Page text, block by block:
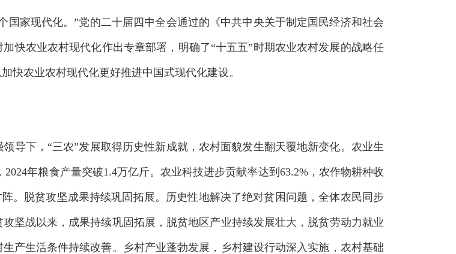
家现代化。”党的二十届四中全会通过的《中共中央关于制定国民经济和社会
快农业农村现代化作出专章部署，明确了“十五五”时期农业农村发展的战略任
快农业农村现代化更好推进中国式现代化建设。
下，“三农”发展取得历史性新成就，农村面貌发生翻天覆地新变化。农业生
年粮食产量突破1.4万亿斤。农业科技进步贡献率达到63.2%，农作物耕种收
。脱贫攻坚成果持续巩固拓展。历史性地解决了绝对贫困问题，全体农民同步
坚战以来，成果持续巩固拓展，脱贫地区产业持续发展壮大，脱贫劳动力就业
产生活条件持续改善。乡村产业蓬勃发展，乡村建设行动深入实施，农村基础